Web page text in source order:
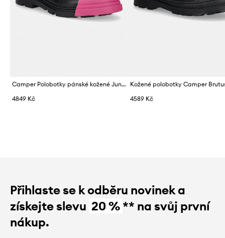
Camper Polobotky pánské kožené Junction
4849 Kč
Kožené polobotky Camper
4589 Kč
Přihlaste se k odběru novinek a
získejte slevu 20 %** na svůj první
nákup.